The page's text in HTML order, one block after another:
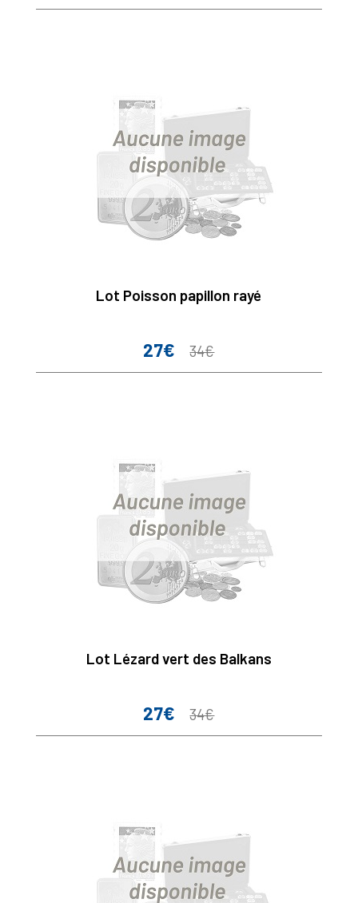
Lot Poisson papillon rayé
Prix
27€
Prix
34€
Lot Lézard vert des Balkans
Prix
27€
Prix
34€